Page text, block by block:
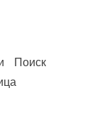
Поиск